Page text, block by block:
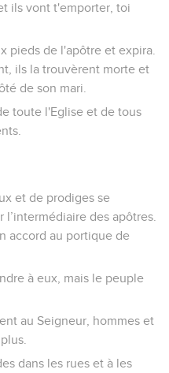
ils vont t'emporter, toi
pieds de l'apôtre et expira.
ils la trouvèrent morte et
de son mari.
toute l'Eglise et de tous
et de prodiges se
des apôtres.
accord au portique de
à eux, mais le peuple
au Seigneur, hommes et
dans les rues et à les